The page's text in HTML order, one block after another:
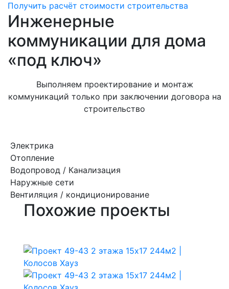
Получить расчёт стоимости строительства
Инженерные
коммуникации для дома
«под ключ»
Выполняем проектирование и монтаж
коммуникаций только при заключении договора на
строительство
Электрика
Отопление
Водопровод / Канализация
Наружные сети
Вентиляция / кондиционирование
Похожие проекты